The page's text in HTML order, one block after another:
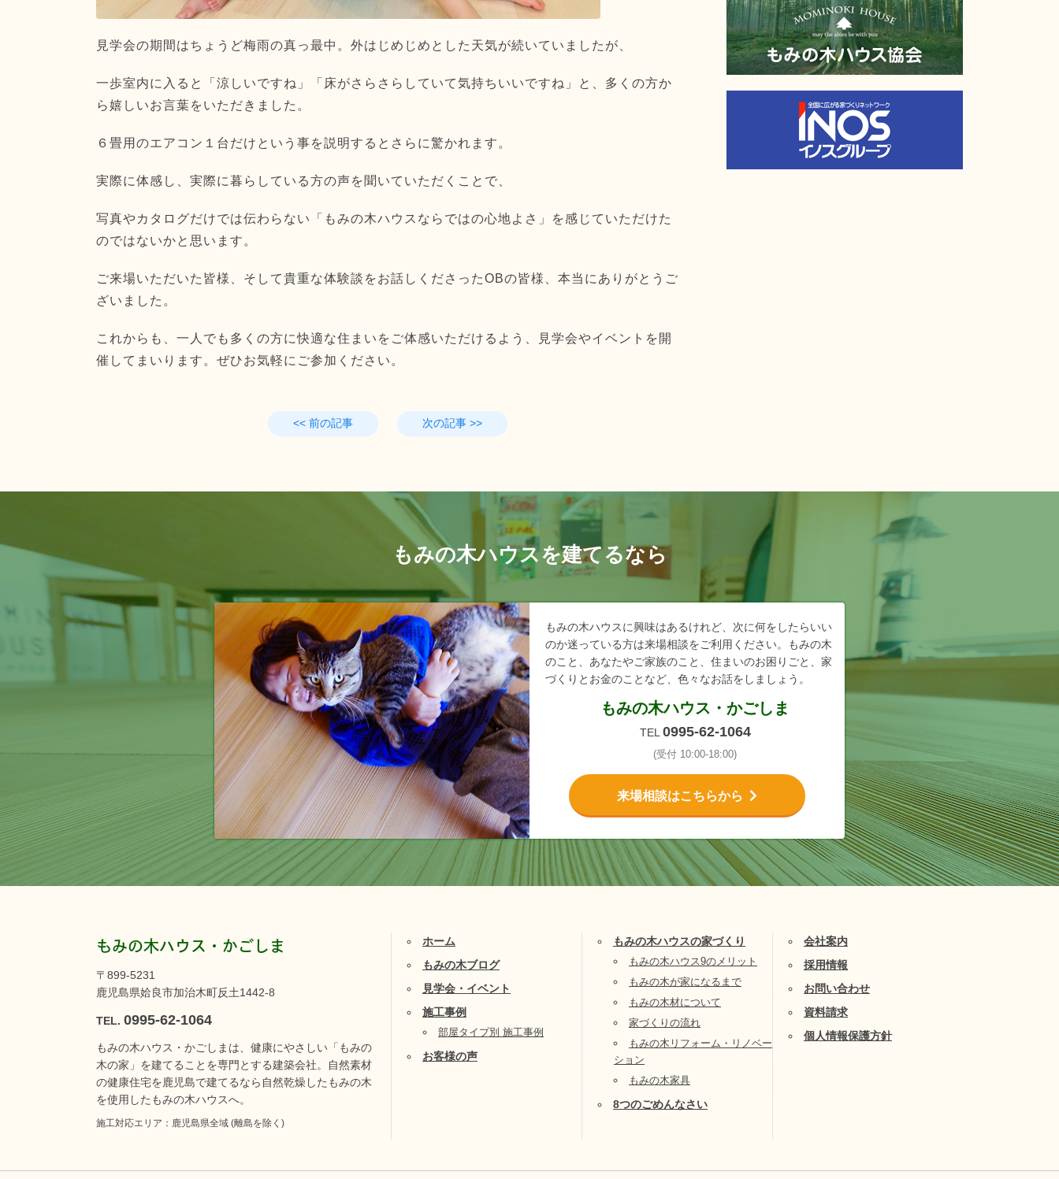
見学会の期間はちょうど梅雨の真っ最中。外はじめじめとした天気が続いていましたが、
一歩室内に入ると「涼しいですね」「床がさらさらしていて気持ちいいですね」と、多くの方か
ら嬉しいお言葉をいただきました。
６畳用のエアコン１台だけという事を説明するとさらに驚かれます。
実際に体感し、実際に暮らしている方の声を聞いていただくことで、
写真やカタログだけでは伝わらない「もみの木ハウスならではの心地よさ」を感じていただけた
のではないかと思います。
ご来場いただいた皆様、そして貴重な体験談をお話しくださったOBの皆様、本当にありがとうご
ざいました。
これからも、一人でも多くの方に快適な住まいをご体感いただけるよう、見学会やイベントを開
催してまいります。ぜひお気軽にご参加ください。
<< 前の記事 次の記事 >>
カ
イ
ブ
カ
イ
ブ
もみの木ハウスを建てるなら
もみの木ハウスに興味はあるけれど、次に何をしたらいい
のか迷っている方は来場相談をご利用ください。もみの木
のこと、あなたやご家族のこと、住まいのお困りごと、家
づくりとお金のことなど、色々なお話をしましょう。
もみの木ハウス・かごしま
TEL 0995-62-1064
(受付 10:00-18:00)
来場相談はこちらから
もみの木ハウス・かごしま
〒899-5231
鹿児島県姶良市加治木町反土1442-8
TEL. 0995-62-1064
もみの木ハウス・かごしまは、健康にやさしい「もみの
木の家」を建てることを専門とする建築会社。自然素材
の健康住宅を鹿児島で建てるなら自然乾燥したもみの木
を使用したもみの木ハウスへ。
施工対応エリア：鹿児島県全域 (離島を除く)
ホーム
もみの木ブログ
見学会・イベント
施工事例
部屋タイプ別 施工事例
お客様の声
もみの木ハウスの家づくり
もみの木ハウス9のメリット
もみの木が家になるまで
もみの木材について
家づくりの流れ
もみの木リフォーム・リノベー
ション
もみの木家具
8つのごめんなさい
会社案内
採用情報
お問い合わせ
資料請求
個人情報保護方針